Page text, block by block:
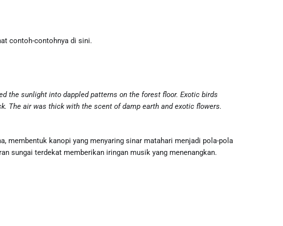
contoh-contohnya di sini.
the sunlight into dappled patterns on the forest floor. Exotic birds
The air was thick with the scent of damp earth and exotic flowers.
membentuk kanopi yang menyaring sinar matahari menjadi pola-pola
sungai terdekat memberikan iringan musik yang menenangkan.